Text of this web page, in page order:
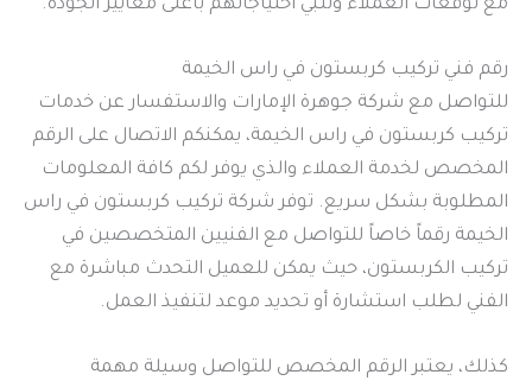
مع توقعات العملاء وتلبي احتياجاتهم بأعلى معايير الجودة.
رقم فني تركيب كربستون في راس الخيمة
للتواصل مع شركة جوهرة الإمارات والاستفسار عن خدمات
تركيب كربستون في راس الخيمة، يمكنكم الاتصال على الرقم
المخصص لخدمة العملاء والذي يوفر لكم كافة المعلومات
المطلوبة بشكل سريع. توفر شركة تركيب كربستون في راس
الخيمة رقماً خاصاً للتواصل مع الفنيين المتخصصين في
تركيب الكربستون، حيث يمكن للعميل التحدث مباشرة مع
الفني لطلب استشارة أو تحديد موعد لتنفيذ العمل.
كذلك، يعتبر الرقم المخصص للتواصل وسيلة مهمة